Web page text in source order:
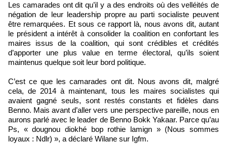
Les camarades ont dit qu’il y a des endroits où des velléités de
négation de leur leadership propre au parti socialiste peuvent
être remarquées. Et sous ce rapport là, nous avons dit, autant
le président a intérêt à consolider la coalition en confortant les
maires issus de la coalition, qui sont crédibles et crédités
d’apporter une plus value en terme électoral, qu’ils soient
maintenus quelque soit leur bord politique.
C’est ce que les camarades ont dit. Nous avons dit, malgré
cela, de 2014 à maintenant, tous les maires socialistes qui
avaient gagné seuls, sont restés constants et fidèles dans
Benno. Mais avant d’aller vers une perspective pareille, nous en
aurons parlé avec le leader de Benno Bokk Yakaar. Parce qu’au
Ps, « dougnou diokhé bop rothie lamign » (Nous sommes
loyaux : Ndlr) », a déclaré Wilane sur Igfm.